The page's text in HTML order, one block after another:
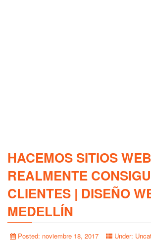
HACEMOS SITIOS
REALMENTE
CLIENTES | DISEÑO
MEDELLÍN
Posted: noviembre 18, 2017 Under: